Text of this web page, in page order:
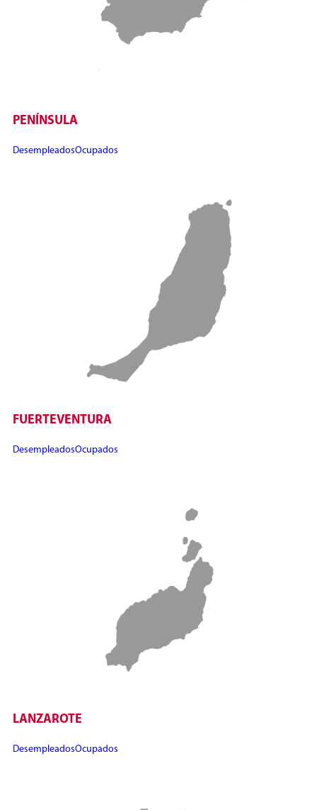
PENÍNSULA
DesempleadosOcupados
FUERTEVENTURA
DesempleadosOcupados
LANZAROTE
DesempleadosOcupados